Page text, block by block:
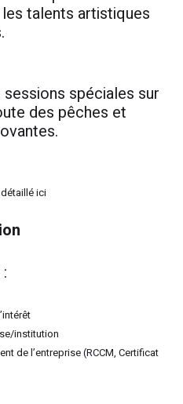
talents artistiques
sessions spéciales sur
des pêches et
ici
institution
de l’entreprise (RCCM, Certificat